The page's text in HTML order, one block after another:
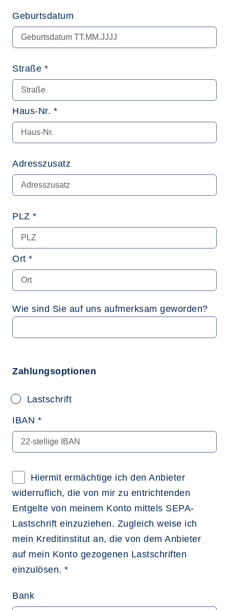
Geburtsdatum
Straße *
Haus-Nr. *
Adresszusatz
PLZ *
Ort *
Wie sind Sie auf uns aufmerksam geworden?
Zahlungsoptionen
Lastschrift
IBAN *
Hiermit ermächtige ich den Anbieter
widerruflich, die von mir zu entrichtenden
Entgelte von meinem Konto mittels SEPA-
Lastschrift einzuziehen. Zugleich weise ich
mein Kreditinstitut an, die von dem Anbieter
auf mein Konto gezogenen Lastschriften
einzulösen. *
Bank